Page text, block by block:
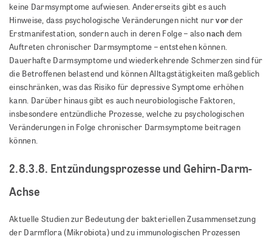
keine Darmsymptome aufwiesen. Andererseits gibt es auch
Hinweise, dass psychologische Veränderungen nicht nurvorder
Erstmanifestation, sondern auch in deren Folge – alsonach dem
Auftreten chronischer Darmsymptome – entstehen können.
Dauerhafte Darmsymptome und wiederkehrende Schmerzen sind für
die Betroffenen belastend und können Alltagstätigkeiten maßgeblich
einschränken, was das Risiko für depressive Symptome erhöhen
kann. Darüber hinaus gibt es auch neurobiologische Faktoren,
insbesondere entzündliche Prozesse, welche zu psychologischen
Veränderungen in Folge chronischer Darmsymptome beitragen
können.
2.8.3.8. Entzündungsprozesse und Gehirn-Darm-
Achse
Aktuelle Studien zur Bedeutung der bakteriellen Zusammensetzung
der Darmflora (Mikrobiota) und zu immunologischen Prozessen